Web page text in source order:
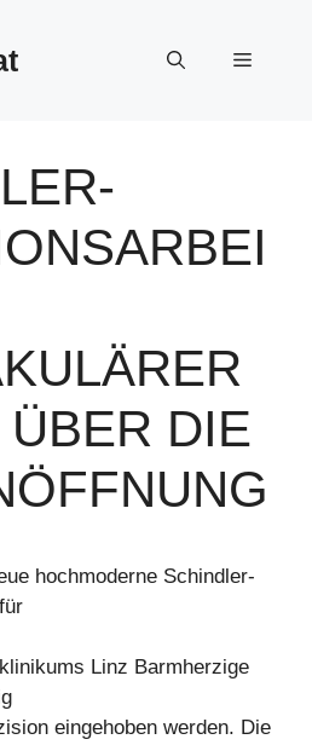
Menü
DIE
hochmoderne Schindler-
Linz Barmherzige
eingehoben werden. Die